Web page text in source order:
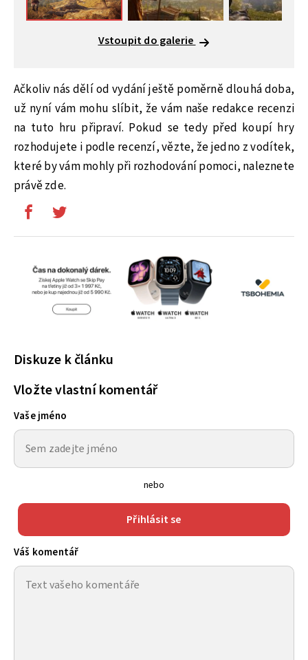
Vstoupit do galerie
Ačkoliv nás dělí od vydání ještě poměrně dlouhá doba,
už nyní vám mohu slíbit, že vám naše redakce recenzi
na tuto hru připraví. Pokud se tedy před koupí hry
rozhodujete i podle recenzí, vězte, že jedno z vodítek,
které by vám mohly při rozhodování pomoci, naleznete
právě zde.
Diskuze k článku
Vložte vlastní komentář
Vaše jméno
nebo
Přihlásit se
Váš komentář